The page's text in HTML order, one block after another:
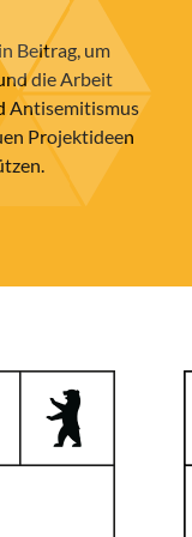
Beitrag, um
die Arbeit
Antisemitismus
Projektideen